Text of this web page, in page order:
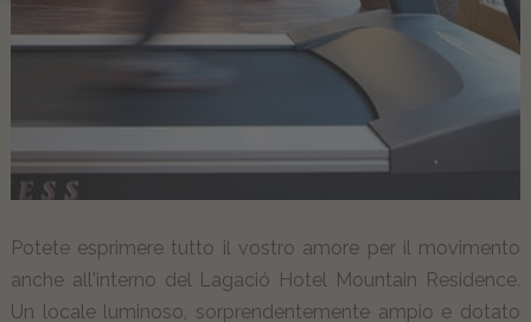
Potete esprimere tutto il vostro amore per il movimento
anche all'interno del Lagació Hotel Mountain Residence.
Un locale luminoso, sorprendentemente ampio e dotato